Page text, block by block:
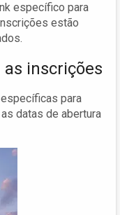
específico para
estão
inscrições
para
datas de abertura